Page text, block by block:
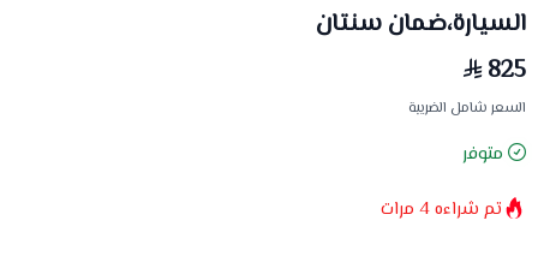
السيارة،ضمان سنتان
825
السعر شامل الضريبة
متوفر
تم شراءه4 مرات